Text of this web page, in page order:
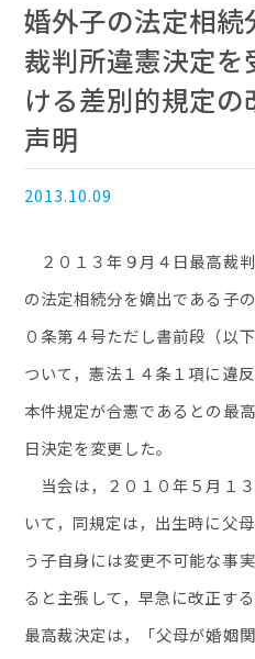
婚外子の法定相
裁判所違憲決定
ける差別的規定
声明
2013.10.09
２０１３年９月４日最高裁
の法定相続分を嫡出である子
０条第４号ただし書前段（以
ついて，憲法１４条１項に違
本件規定が合憲であるとの最
日決定を変更した。
当会は，２０１０年５月１
いて，同規定は，出生時に父
う子自身には変更不可能な事
ると主張して，早急に改正す
最高裁決定は，「父母が婚姻